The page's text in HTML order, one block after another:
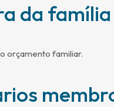
da família
orçamento familiar.